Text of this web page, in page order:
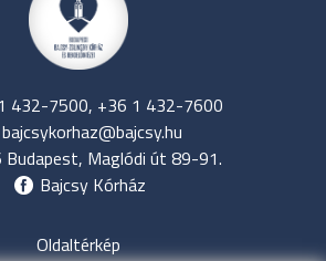
432-7500, +36 1 432-7600
bajcsykorhaz@bajcsy.hu
Budapest, Maglódi út 89-91.
Bajcsy Kórház
Oldaltérkép